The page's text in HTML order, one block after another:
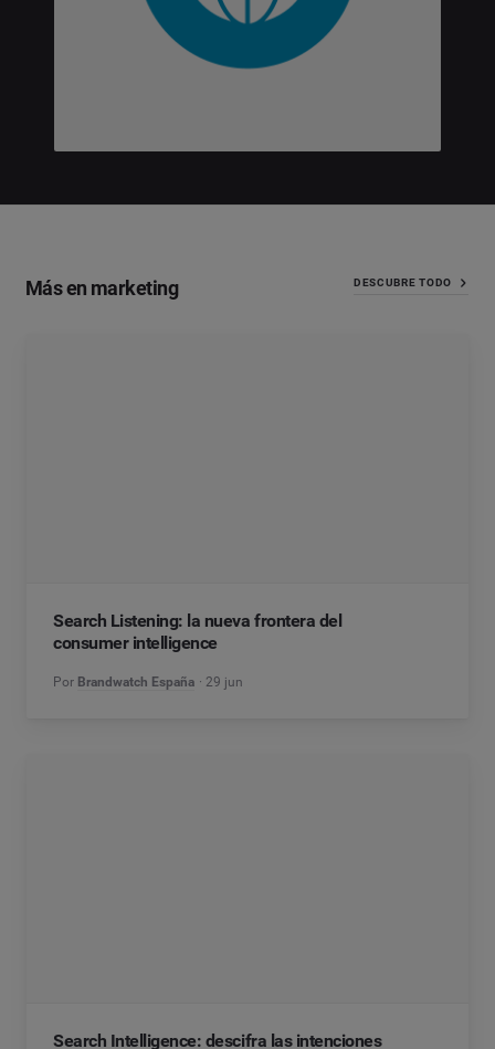
Más en marketing DESCUBRE TODO
Search Listening: la nueva frontera del
consumer intelligence
Por Brandwatch España 29 jun
Search Intelligence: descifra las intenciones